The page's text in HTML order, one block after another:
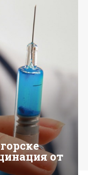
от